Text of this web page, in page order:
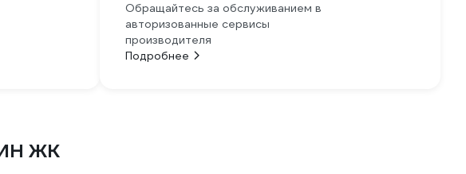
Обращайтесь за обслуживанием в
авторизованные сервисы
производителя
Подробнее
ЖК